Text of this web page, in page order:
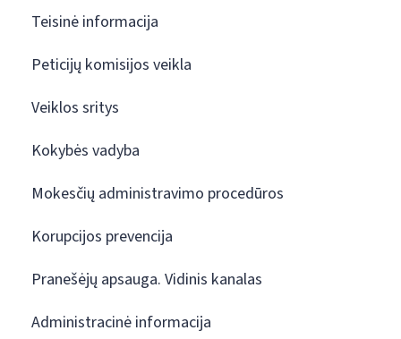
Teisinė informacija
Peticijų komisijos veikla
Veiklos sritys
Kokybės vadyba
Mokesčių administravimo procedūros
Korupcijos prevencija
Pranešėjų apsauga. Vidinis kanalas
Administracinė informacija